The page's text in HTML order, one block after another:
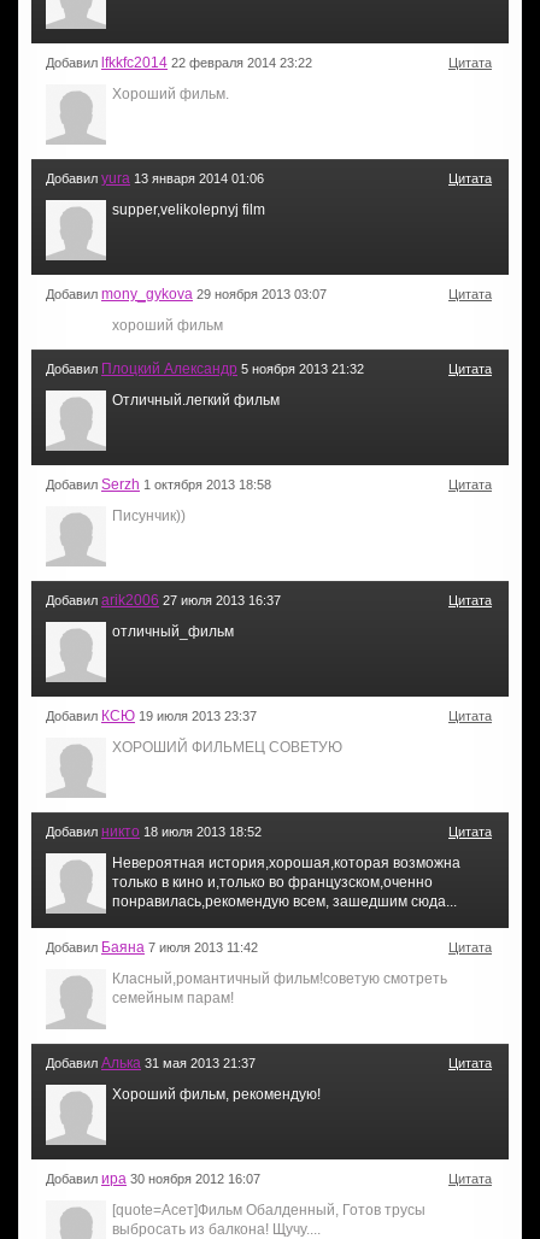
Добавил lfkkfc2014 22 февраля 2014 23:22 Цитата
Хороший фильм.
Добавил yura 13 января 2014 01:06 Цитата
supper,velikolepnyj film
Добавил mony_gykova 29 ноября 2013 03:07 Цитата
хороший фильм
Добавил Плоцкий Александр 5 ноября 2013 21:32 Цитата
Отличный.легкий фильм
Добавил Serzh 1 октября 2013 18:58 Цитата
Писунчик))
Добавил arik2006 27 июля 2013 16:37 Цитата
отличный_фильм
Добавил КСЮ 19 июля 2013 23:37 Цитата
ХОРОШИЙ ФИЛЬМЕЦ СОВЕТУЮ
Добавил никто 18 июля 2013 18:52 Цитата
Невероятная история,хорошая,которая возможна
только в кино и,только во французском,оченно
понравилась,рекомендую всем, зашедшим сюда...
Добавил Баяна 7 июля 2013 11:42 Цитата
Класный,романтичный фильм!советую смотреть
семейным парам!
Добавил Алька 31 мая 2013 21:37 Цитата
Хороший фильм, рекомендую!
Добавил ира 30 ноября 2012 16:07 Цитата
[quote=Асет]Фильм Обалденный, Готов трусы
выбросать из балкона! Щучу....